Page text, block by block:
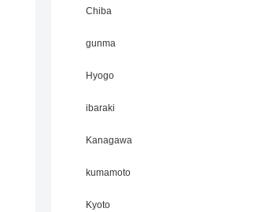
Chiba
gunma
Hyogo
ibaraki
Kanagawa
kumamoto
Kyoto